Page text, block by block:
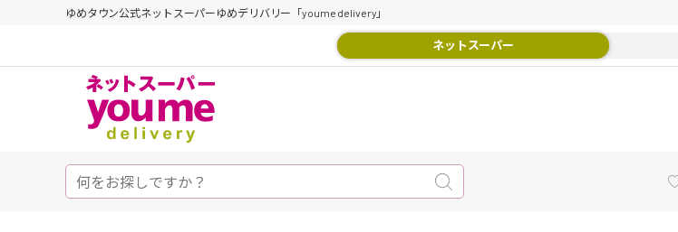
ゆめタウン公式ネットスーパーゆめデリバリー「youme delivery」
ネットスーパー